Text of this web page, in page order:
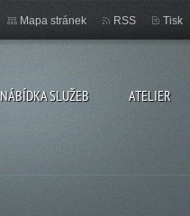
NÁBÍDKA SLUŽEB ATELIER
Mapa stránek RSS Tisk